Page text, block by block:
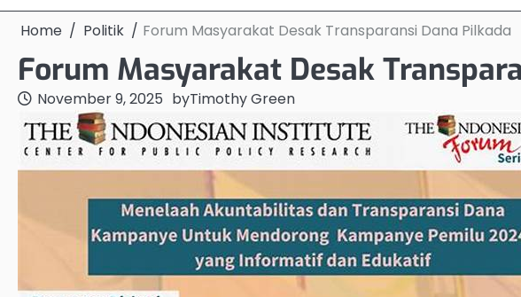
Home Politik Forum Masyarakat Desak Transparansi Dana Pilkada
Forum Masyarakat Desak
November 9, 2025 byTimothy Green